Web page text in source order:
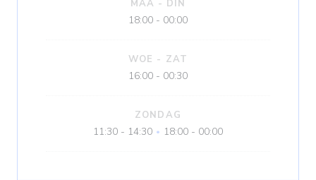
MAA - DIN
18:00 - 00:00
WOE - ZAT
16:00 - 00:30
ZONDAG
11:30 - 14:30 • 18:00 - 00:00